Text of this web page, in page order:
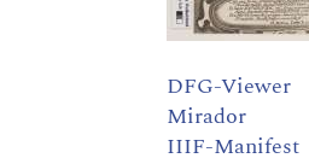
DFG-Viewer
Mirador
IIIF-Manifest